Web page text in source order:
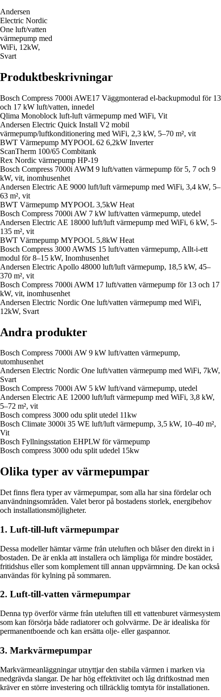
Andersen
Electric Nordic
One luft/vatten
värmepump med
WiFi, 12kW,
Svart
Produktbeskrivningar
Bosch Compress 7000i AWE17 Väggmonterad el-backupmodul för 13
och 17 kW luft/vatten, innedel
Qlima Monoblock luft-luft värmepump med WiFi, Vit
Andersen Electric Quick Install V2 mobil
värmepump/luftkonditionering med WiFi, 2,3 kW, 5–70 m², vit
BWT Värmepump MYPOOL 62 6,2kW Inverter
ScanTherm 100/65 Combitank
Rex Nordic värmepump HP-19
Bosch Compress 7000i AWM 9 luft/vatten värmepump för 5, 7 och 9
kW, vit, inomhusenhet
Andersen Electric AE 9000 luft/luft värmepump med WiFi, 3,4 kW, 5–
63 m², vit
BWT Värmepump MYPOOL 3,5kW Heat
Bosch Compress 7000i AW 7 kW luft/vatten värmepump, utedel
Andersen Electric AE 18000 luft/luft värmepump med WiFi, 6 kW, 5-
135 m², vit
BWT Värmepump MYPOOL 5,8kW Heat
Bosch Compress 3000 AWMS 15 luft/vatten värmepump, Allt-i-ett
modul för 8–15 kW, Inomhusenhet
Andersen Electric Apollo 48000 luft/luft värmepump, 18,5 kW, 45–
370 m², vit
Bosch Compress 7000i AWM 17 luft/vatten värmepump för 13 och 17
kW, vit, inomhusenhet
Andersen Electric Nordic One luft/vatten värmepump med WiFi,
12kW, Svart
Andra produkter
Bosch Compress 7000i AW 9 kW luft/vatten värmepump,
utomhusenhet
Andersen Electric Nordic One luft/vatten värmepump med WiFi, 7kW,
Svart
Bosch Compress 7000i AW 5 kW luft/vand värmepump, utedel
Andersen Electric AE 12000 luft/luft värmepump med WiFi, 3,8 kW,
5–72 m², vit
Bosch compress 3000 odu split utedel 11kw
Bosch Climate 3000i 35 WE luft/luft värmepump, 3,5 kW, 10–40 m²,
Vit
Bosch Fyllningsstation EHPLW för värmepump
Bosch compress 3000 odu split udedel 15kw
Olika typer av värmepumpar
Det finns flera typer av värmepumpar, som alla har sina fördelar och
användningsområden. Valet beror på bostadens storlek, energibehov
och installationsmöjligheter.
1. Luft-till-luft värmepumpar
Dessa modeller hämtar värme från uteluften och blåser den direkt in i
bostaden. De är enkla att installera och lämpliga för mindre bostäder,
fritidshus eller som komplement till annan uppvärmning. De kan också
användas för kylning på sommaren.
2. Luft-till-vatten värmepumpar
Denna typ överför värme från uteluften till ett vattenburet värmesystem
som kan försörja både radiatorer och golvvärme. De är idealiska för
permanentboende och kan ersätta olje- eller gaspannor.
3. Markvärmepumpar
Markvärmeanläggningar utnyttjar den stabila värmen i marken via
nedgrävda slangar. De har hög effektivitet och låg driftkostnad men
kräver en större investering och tillräcklig tomtyta för installationen.